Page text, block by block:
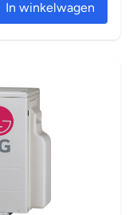
In winkelwagen